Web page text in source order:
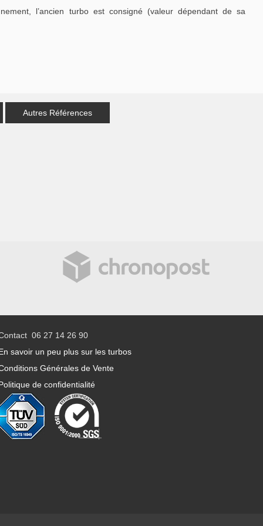
l’ancien turbo est consigné (valeur dépendant de sa
Autres Références
06 27 14 26 90
savoir un peu plus sur les turbos
Générales de Vente
de confidentialité